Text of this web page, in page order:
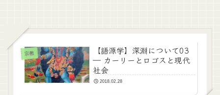
宗教
【語源学】深淵について03
― カーリーとロゴスと現代
社会
2018.02.28